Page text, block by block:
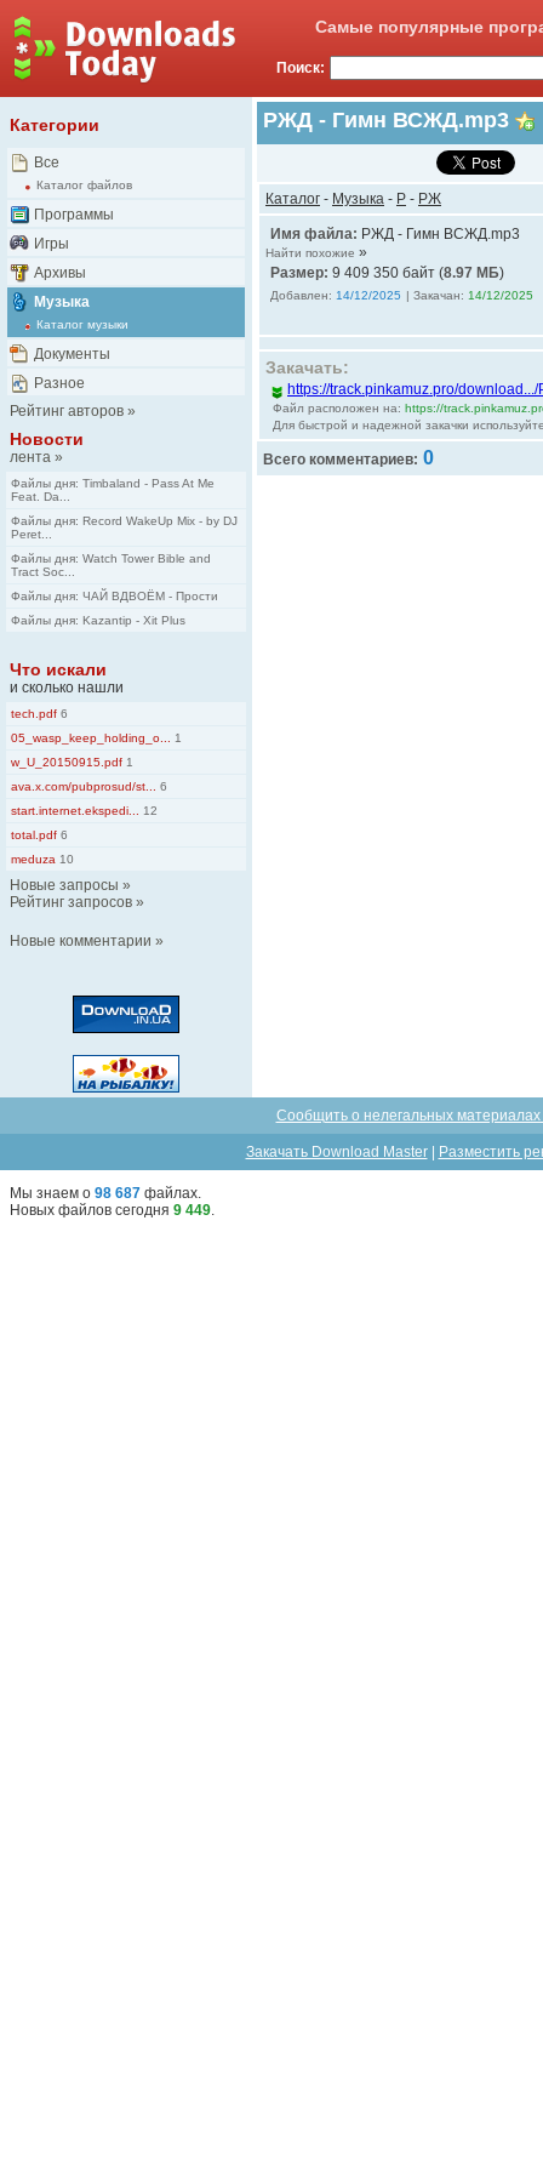
Самые популярные
Поиск:
Категории
Все
Каталог файлов
Программы
Игры
Архивы
Музыка
Каталог музыки
Документы
Разное
Рейтинг авторов »
Новости
лента »
Файлы дня: Timbaland - Pass At Me
Feat. Da...
Файлы дня: Record WakeUp Mix - by DJ
Peret...
Файлы дня: Watch Tower Bible and
Tract Soc...
Файлы дня: ЧАЙ ВДВОЁМ - Прости
Файлы дня: Kazantip - Xit Plus
Что искали
и сколько нашли
tech.pdf 6
05_wasp_keep_holding_o...
1
w_U_20150915.pdf 1
ava.x.com/pubprosud/st...
6
start.internet.ekspedi...
12
total.pdf 6
meduza 10
Новые запросы »
Рейтинг запросов »
Новые комментарии »
РЖД - Гимн ВСЖД.mp3
Каталог - Музыка - Р - РЖ
Имя файла: РЖД - Гимн ВСЖД.mp3
Найти похожие »
Размер: 9 409 350 байт (8.97 MБ)
Добавлен: 14/12/2025 | Закачан: 14/12/2025
Закачать:
https://track.pinkamuz.pro/
Файл расположен на: https://
Для быстрой и надежной закачки
Всего комментариев: 0
Сообщить о нелегальных
Закачать Download Master| Разместить
Мы знаем о 98 687 файлах.
Новых файлов сегодня 9 449.